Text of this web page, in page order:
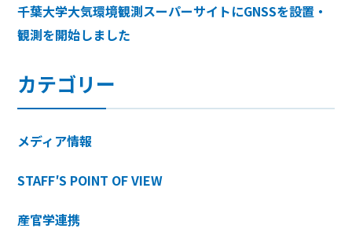
千葉大学大気環境観測スーパーサイトにGNSSを設置・
観測を開始しました
カテゴリー
メディア情報
STAFF′S POINT OF VIEW
産官学連携